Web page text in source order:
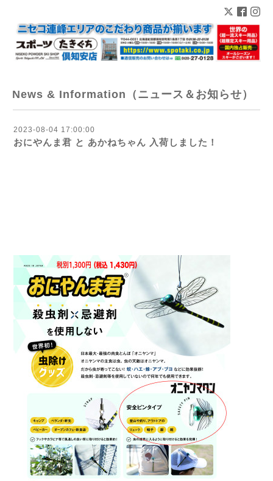
News & Information（ニュース＆お知らせ）
2023-08-04 17:00:00
おにやんま君 と あかねちゃん 入荷しました！